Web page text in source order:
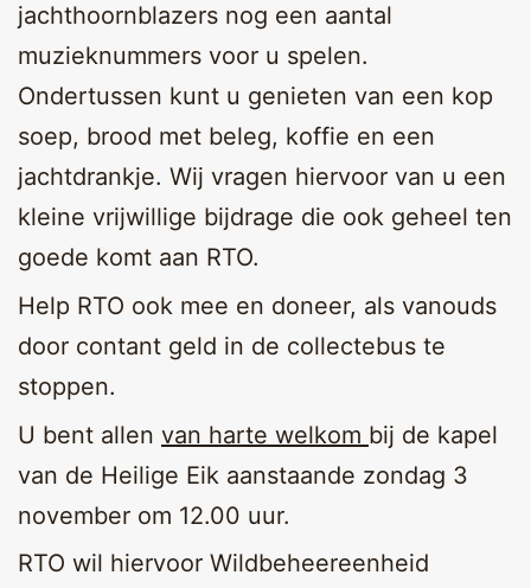
jachthoornblazers nog een aantal
muzieknummers voor u spelen.
Ondertussen kunt u genieten van een kop
soep, brood met beleg, koffie en een
jachtdrankje. Wij vragen hiervoor van u een
kleine vrijwillige bijdrage die ook geheel ten
goede komt aan RTO.
Help RTO ook mee en doneer, als vanouds
door contant geld in de collectebus te
stoppen.
U bent allen van harte welkom bij de kapel
van de Heilige Eik aanstaande zondag 3
november om 12.00 uur.
RTO wil hiervoor Wildbeheereenheid